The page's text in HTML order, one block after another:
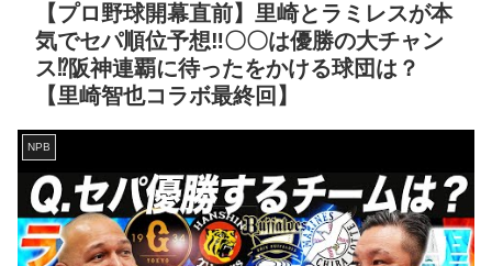
【プロ野球開幕直前】里崎とラミレスが本
気でセパ順位予想‼︎〇〇は優勝の大チャン
ス⁉︎阪神連覇に待ったをかける球団は？
【里崎智也コラボ最終回】
NPB